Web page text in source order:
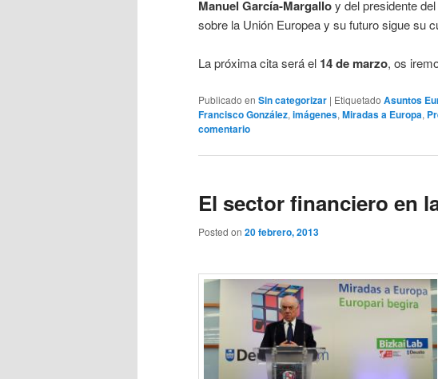
Manuel García-Margalloy del presidente
sobre la Unión Europea y su futuro sigue su
La próxima cita será el 14 de marzo, os
Publicado en Sin categorizar | Etiquetado Asuntos
Francisco González, imágenes, Miradas a Europa,
comentario
El sector financiero en
Posted on 20 febrero, 2013